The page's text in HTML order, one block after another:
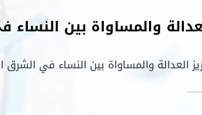
والمساواة بين
العدالة والمساواة بين النساء في